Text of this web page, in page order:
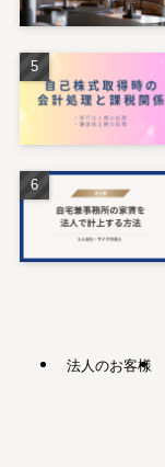
法人のお客様